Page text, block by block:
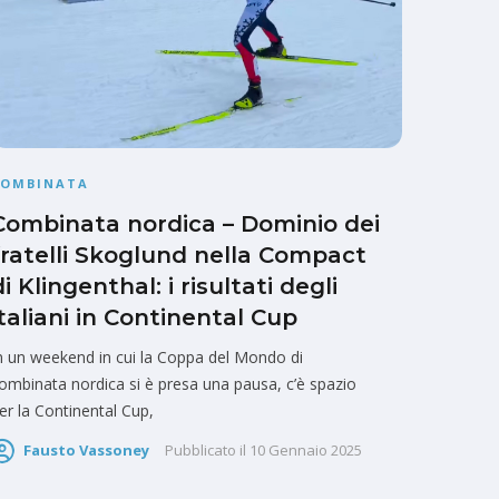
nordica – Dominio dei
Skoglund nella Compact
Klingenthal: i risultati degli
in Continental Cup
un weekend in cui la Coppa del Mondo di
nordica si è presa una pausa, c’è spazio
la Continental Cup,
Fausto Vassoney Pubblicato il 10 Gennaio 2025